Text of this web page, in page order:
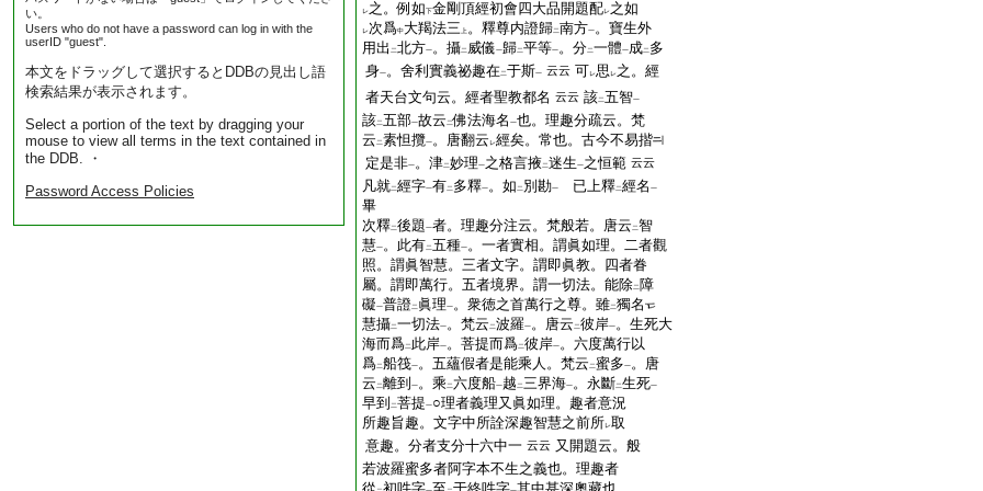
い。
Users who do not have a password can log in with the
userID "guest".
本文をドラッグして選択するとDDBの見出し語
検索結果が表示されます。
Select a portion of the text by dragging your
mouse to view all terms in the text contained in
the DDB. ・
Password Access Policies
レ之。例如下金剛頂經初會四大品開題配レ之如
レ次爲中大羯法三 上 。釋尊内證歸二南方一。寶生外
用出 二北方一。攝二 威儀一歸二平等一。分二一體一成二 多
身一。舍利實義祕趣在二于斯一 云云 可レ思 レ之。經
者天台文句云。經者聖教都名 云云 該二五智一
該二五部一故云 二佛法海名 一也。理趣分疏云。梵
云 二素怛攬一。唐翻云 レ經矣。常也。古今不易揩
定是非一。津二妙理一之格言掖二迷生一之恒範 云云
凡就二經字一有二 多釋一。如 二 別勘一 已上釋二經名 一
畢
次釋二後題一者。理趣分注云。梵般若。唐云 二智
慧一。此有二五種一。一者實相。謂眞如理。二者觀
照。謂眞智慧。三者文字。謂即眞教。四者眷
屬。謂即萬行。五者境界。謂一切法。能除二 障
礙一普證二 眞理一。衆徳之首萬行之尊。雖二獨名
慧攝二一切法一。梵云 二波羅一。唐云 二彼岸一。生死大
海而爲二 此岸一。菩提而爲二彼岸一。六度萬行以
爲二船筏一。五蘊假者是能乘人。梵云 二蜜多一。唐
云 二離到 一。乘 二六度船一越 二三界海一。永斷二生死一
早到 二菩提一○理者義理又眞如理。趣者意況
所趣旨趣。文字中所詮深趣智慧之前所レ取
意趣。分者支分十六中一 云云 又開題云。般
若波羅蜜多者阿字本不生之義也。理趣者